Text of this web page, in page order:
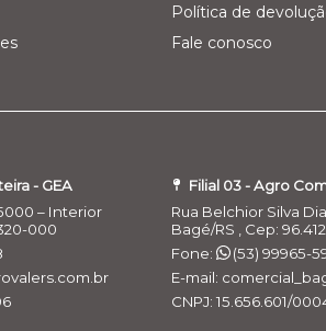
Política de
Fale conosco
- GEA
5000 – Interior
000
Filial 03 - Agro
Rua Belchior Silva
Bagé/RS , Cep:
Fone:
(53) 99965-
E-mail:
CNPJ: 15.656.601/